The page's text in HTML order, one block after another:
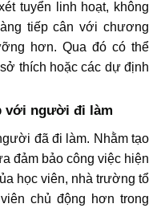
tuyển linh hoạt, không
tiếp cân với chương
hơn. Qua đó có thể
thích hoặc các dự định
với người đi làm
đã đi làm. Nhằm tạo
đảm bảo công việc hiện
học viên, nhà trường tổ
chủ động hơn trong